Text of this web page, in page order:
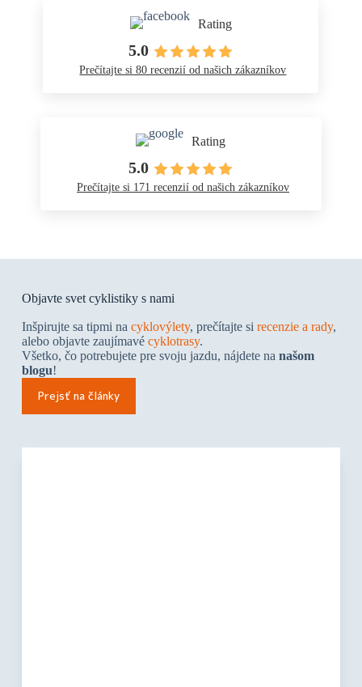
Rating
5.0
Prečítajte si 80 recenzií od našich zákazníkov
Rating
5.0
Prečítajte si 171 recenzií od našich zákazníkov
Objavte svet cyklistiky s nami
Inšpirujte sa tipmi na cyklovýlety, prečítajte si recenzie a rady,
alebo objavte zaujímavé cyklotrasy.
Všetko, čo potrebujete pre svoju jazdu, nájdete na našom
blogu!
Prejsť na články